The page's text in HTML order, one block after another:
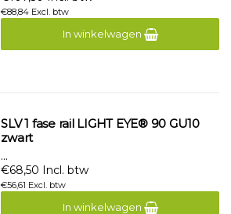
€88,84 Excl. btw
In winkelwagen
SLV 1 fase rail LIGHT EYE® 90 GU10
zwart
...
€68,50 Incl. btw
€56,61 Excl. btw
In winkelwagen